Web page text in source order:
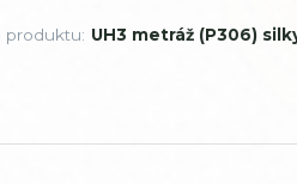
produktu: UH3 metráž (P306)